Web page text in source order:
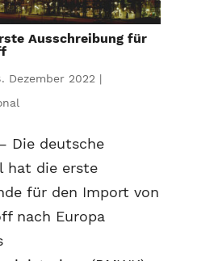
Ausschreibung für
Dezember 2022|
Die deutsche
hat die erste
für den Import von
nach Europa